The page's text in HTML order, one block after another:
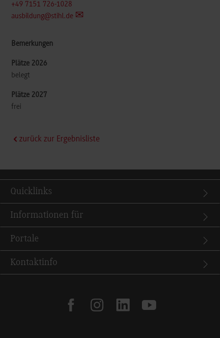
+49 7151 726-1028
ausbildung@stihl.de
belegt
frei
zurück zur Ergebnisliste
Quicklinks
Informationen für
Portale
Kontaktinfo
facebookinstagramlinkedinyoutube